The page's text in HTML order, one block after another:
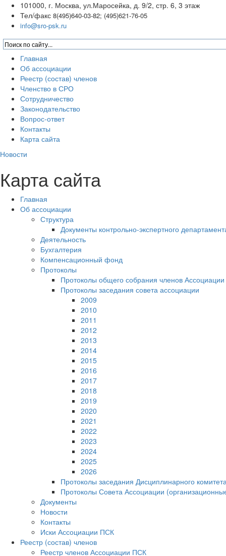
101000, г. Москва, ул.Маросейка, д. 9/2, стр. 6, 3 этаж
Тел/факс 8(495)640-03-82; (495)621-76-05
info@sro-psk.ru
Главная
Об ассоциации
Реестр (состав) членов
Членство в СРО
Сотрудничество
Законодательство
Вопрос-ответ
Контакты
Карта сайта
Новости
Карта сайта
Главная
Об ассоциации
Структура
Документы контрольно-экспертного
Деятельность
Бухгалтерия
Компенсационный фонд
Протоколы
Протоколы общего собрания членов
Протоколы заседания совета ассоциации
2009
2010
2011
2012
2013
2014
2015
2016
2017
2018
2019
2020
2021
2022
2023
2024
2025
2026
Протоколы заседания Дисциплинарного
Протоколы Совета Ассоциации
Документы
Новости
Контакты
Иски Ассоциации ПСК
Реестр (состав) членов
Реестр членов Ассоциации ПСК